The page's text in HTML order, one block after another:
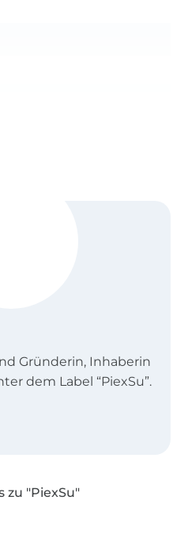
Gründerin, Inhaberin
dem Label “PiexSu”.
und
hier neue Anleitungen
zu "PiexSu"